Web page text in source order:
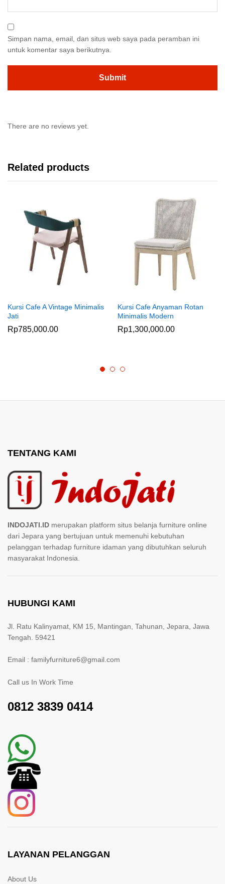
Simpan nama, email, dan situs web saya pada peramban ini
untuk komentar saya berikutnya.
There are no reviews yet.
Related products
Kursi Cafe A Vintage Minimalis
Jati
Rp785,000.00
Kursi Cafe Anyaman Rotan
Minimalis Modern
Rp1,300,000.00
TENTANG KAMI
INDOJATI.ID merupakan platform situs belanja furniture online
dari Jepara yang bertujuan untuk memenuhi kebutuhan
pelanggan terhadap furniture idaman yang dibutuhkan seluruh
masyarakat Indonesia.
HUBUNGI KAMI
Jl. Ratu Kalinyamat, KM 15, Mantingan, Tahunan, Jepara, Jawa
Tengah. 59421
Email : familyfurniture6@gmail.com
Call us In Work Time
0812 3839 0414
LAYANAN PELANGGAN
About Us